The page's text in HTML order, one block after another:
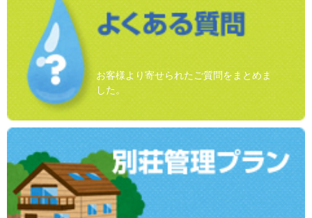
お客様より寄せられたご質問をまとめま
した。